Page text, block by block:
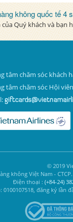
không quốc tế 4
Quý khách và bạn
tâm chăm sóc khách
tâm chăm sóc Hội
© 2019
không Việt Nam -
Điện thoại : (+84-24)
đăng ký lần